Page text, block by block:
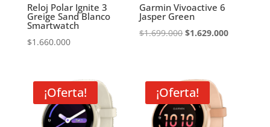
Reloj Polar Ignite 3
Greige Sand Blanco
Smartwatch
$1.660.000
Garmin Vivoactive 6
Jasper Green
$1.699.000 El
era:
$1.699.000.
$1.629.000El
¡Oferta! ¡Oferta!